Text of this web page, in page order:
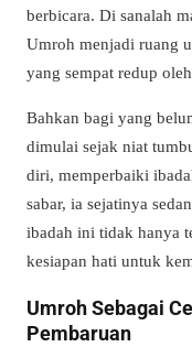
berbicara. Di sanalah
Umroh menjadi ruang
yang sempat redup
Bahkan bagi yang
dimulai sejak niat
diri, memperbaiki
sabar, ia sejatinya
ibadah ini tidak hanya
kesiapan hati untuk
Umroh Sebagai
Pembaruan